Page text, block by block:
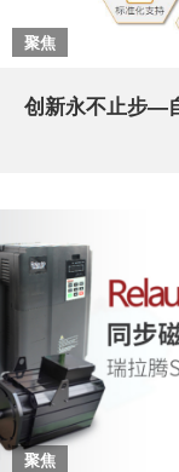
聚焦
创新永不止步—
聚焦